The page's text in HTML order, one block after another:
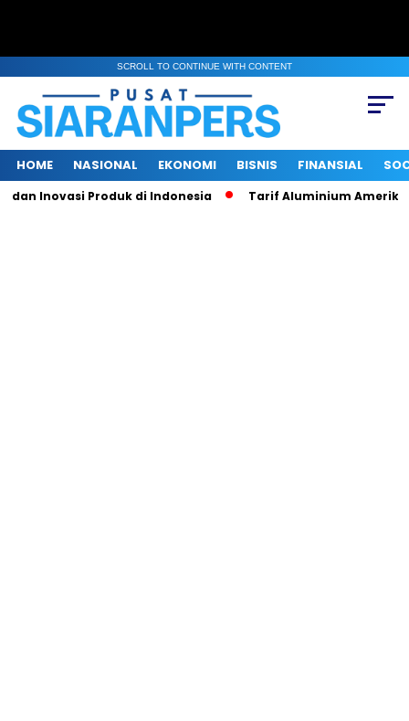
SCROLL TO CONTINUE WITH CONTENT
HOME NASIONAL EKONOMI BISNIS FINANSIAL
Inovasi Produk di Indonesia Tarif Aluminium Amerika